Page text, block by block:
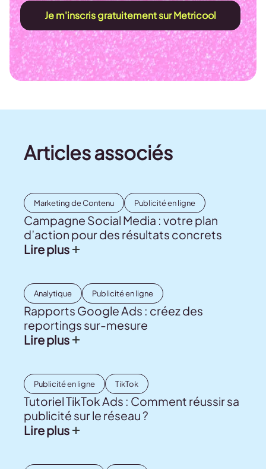
Je m'inscris gratuitement sur Metricool
Articles associés
Marketing de Contenu Publicité en ligne
Campagne Social Media : votre plan
d’action pour des résultats concrets
Lire plus
Analytique Publicité en ligne
Rapports Google Ads : créez des
reportings sur-mesure
Lire plus
Publicité en ligne TikTok
Tutoriel TikTok Ads : Comment réussir sa
publicité sur le réseau ?
Lire plus